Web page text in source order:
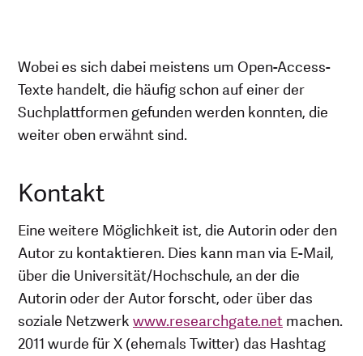
Wobei es sich dabei meistens um Open-Access-
Texte handelt, die häufig schon auf einer der
Suchplattformen gefunden werden konnten, die
weiter oben erwähnt sind.
Kontakt
Eine weitere Möglichkeit ist, die Autorin oder den
Autor zu kontaktieren. Dies kann man via E-Mail,
über die Universität/Hochschule, an der die
Autorin oder der Autor forscht, oder über das
soziale Netzwerk www.researchgate.net machen.
2011 wurde für X (ehemals Twitter) das Hashtag